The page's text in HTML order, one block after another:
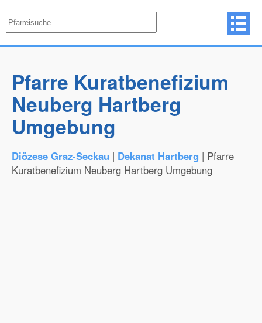
Pfarre Kuratbenefizium
Neuberg Hartberg
Umgebung
Diözese Graz-Seckau | Dekanat Hartberg | Pfarre
Kuratbenefizium Neuberg Hartberg Umgebung